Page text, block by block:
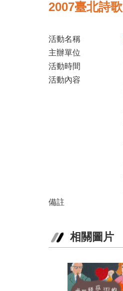
2007臺北詩
活動名稱
主辦單位
活動時間
活動內容
備註
相關圖片